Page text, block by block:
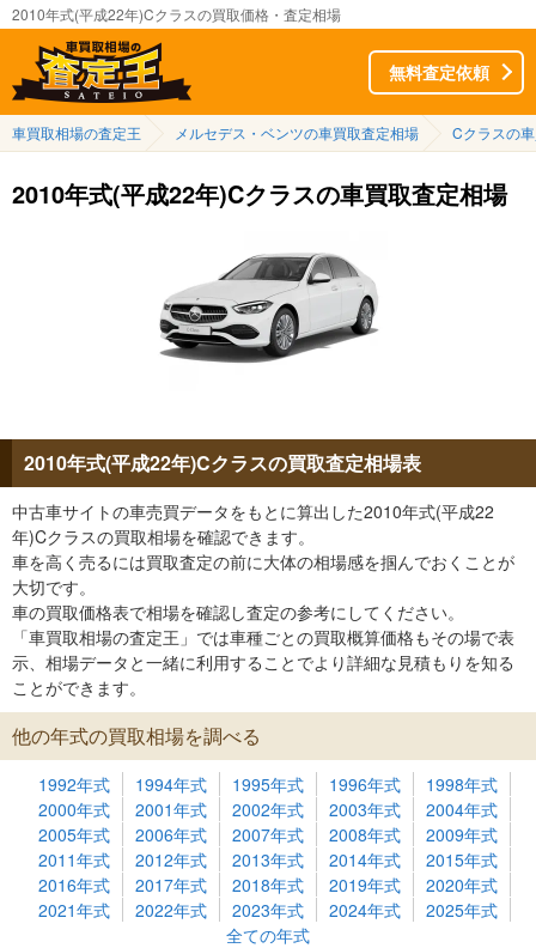
2010年式(平成22年)Cクラスの買取価格・査定相場
無料査定依頼
車買取相場の査定王 メルセデス・ベンツの車買取査定相場 Cクラスの
2010年式(平成22年)Cクラスの車買取査定相場
2010年式(平成22年)Cクラスの買取査定相場表
中古車サイトの車売買データをもとに算出した2010年式(平成22
年)Cクラスの買取相場を確認できます。
車を高く売るには買取査定の前に大体の相場感を掴んでおくことが
大切です。
車の買取価格表で相場を確認し査定の参考にしてください。
「車買取相場の査定王」では車種ごとの買取概算価格もその場で表
示、相場データと一緒に利用することでより詳細な見積もりを知る
ことができます。
他の年式の買取相場を調べる
1992年式 1994年式 1995年式 1996年式
1998年式
2000年式
2001年式 2002年式 2003年式
2004年式
2005年式
2006年式 2007年式 2008年式
2009年式
2011年式
2012年式 2013年式 2014年式
2015年式
2016年式
2017年式 2018年式 2019年式
2020年式
2021年式
2022年式 2023年式 2024年式
2025年式
全ての年式